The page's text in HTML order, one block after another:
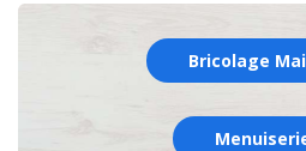
Bricolage